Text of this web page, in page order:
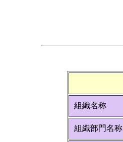
組織名称
組織部門名称